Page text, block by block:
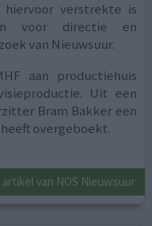
hiervoor verstrekte is
voor directie en
van Nieuwsuur.
aan productiehuis
Uit een
Bram Bakker een
overgeboekt.
van NOS Nieuwsuur